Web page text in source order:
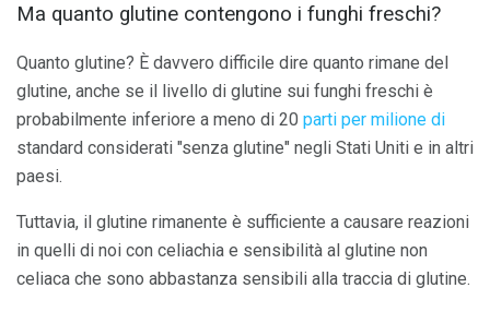
Ma quanto glutine contengono i funghi freschi?
Quanto glutine? È davvero difficile dire quanto rimane del
glutine, anche se il livello di glutine sui funghi freschi è
probabilmente inferiore a meno di 20 parti per milione di
standard considerati "senza glutine" negli Stati Uniti e in altri
paesi.
Tuttavia, il glutine rimanente è sufficiente a causare reazioni
in quelli di noi con celiachia e sensibilità al glutine non
celiaca che sono abbastanza sensibili alla traccia di glutine.